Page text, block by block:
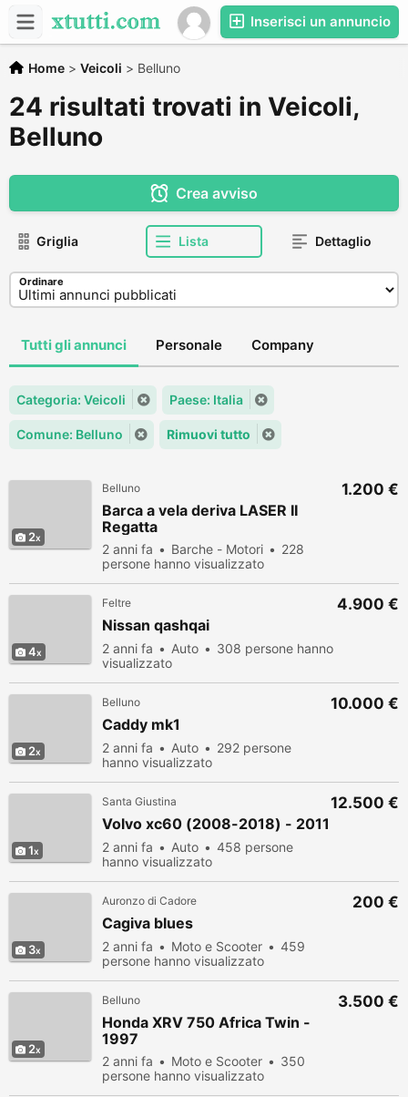
Inserisci un annuncio
Home > Veicoli > Belluno
24 risultati trovati in Veicoli,
Belluno
Crea avviso
Griglia Lista Dettaglio
Ordinare
Tutti gli annunci Personale Company
Categoria: Veicoli Paese: Italia
Comune: Belluno Rimuovi tutto
2
Belluno
Barca a vela deriva LASER II
Regatta
2 anni fa Barche - Motori
228
persone hanno visualizzato
1.200 €
4
Feltre
Nissan qashqai
2 anni fa Auto
308 persone hanno
visualizzato
4.900 €
2
Belluno
Caddy mk1
2 anni fa Auto
292 persone
hanno visualizzato
10.000 €
1
Santa Giustina
Volvo xc60 (2008-2018) - 2011
2 anni fa Auto
458 persone
hanno visualizzato
12.500 €
3
Auronzo di Cadore
Cagiva blues
2 anni fa Moto e Scooter
459
persone hanno visualizzato
200 €
2
Belluno
Honda XRV 750 Africa Twin -
1997
2 anni fa Moto e Scooter
350
persone hanno visualizzato
3.500 €